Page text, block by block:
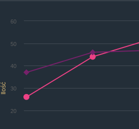
Ilość
20
30
40
50
60